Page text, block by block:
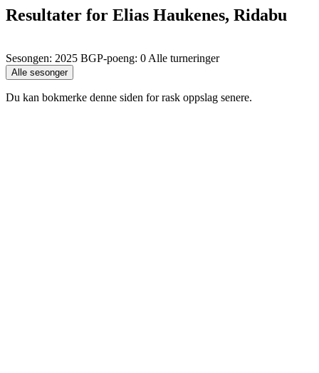
Resultater for Elias Haukenes, Ridabu
Sesongen: 2025 BGP-poeng: 0 Alle turneringer
Du kan bokmerke denne siden for rask oppslag senere.